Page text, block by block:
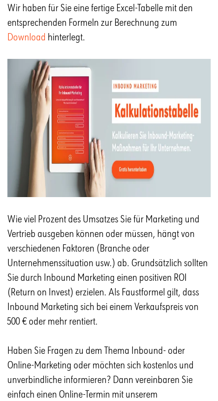
Wir haben für Sie eine fertige Excel-Tabelle mit den
entsprechenden Formeln zur Berechnung zum
Download hinterlegt.
Wie viel Prozent des Umsatzes Sie für Marketing und
Vertrieb ausgeben können oder müssen, hängt von
verschiedenen Faktoren (Branche oder
Unternehmenssituation usw.) ab. Grundsätzlich sollten
Sie durch Inbound Marketing einen positiven ROI
(Return on Invest) erzielen. Als Faustformel gilt, dass
Inbound Marketing sich bei einem Verkaufspreis von
500 € oder mehr rentiert.
Haben Sie Fragen zu dem Thema Inbound- oder
Online-Marketing oder möchten sich kostenlos und
unverbindliche informieren? Dann vereinbaren Sie
einfach einen Online-Termin mit unserem